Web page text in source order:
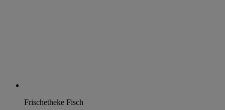
Frischetheke Fisch